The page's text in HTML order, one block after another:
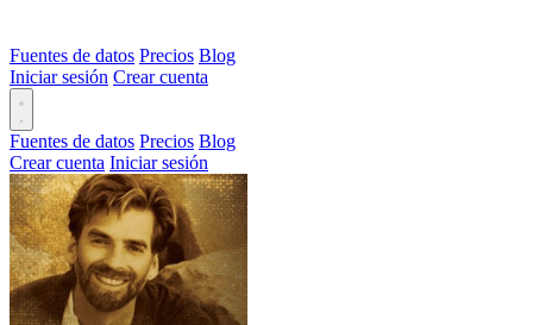
Fuentes de datos Precios Blog
Iniciar sesión Crear cuenta
Fuentes de datos Precios Blog
Crear cuenta Iniciar sesión